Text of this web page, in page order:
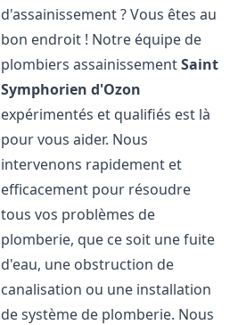
d'assainissement ? Vous êtes au
bon endroit ! Notre équipe de
plombiers assainissementSaint
Symphorien d'Ozon
expérimentés et qualifiés est là
pour vous aider. Nous
intervenons rapidement et
efficacement pour résoudre
tous vos problèmes de
plomberie, que ce soit une fuite
d'eau, une obstruction de
canalisation ou une installation
de système de plomberie. Nous